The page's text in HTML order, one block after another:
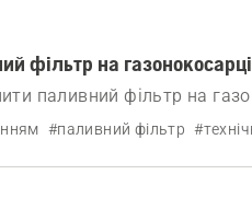
фільтр на
паливний фільтр на
#паливний фільтр